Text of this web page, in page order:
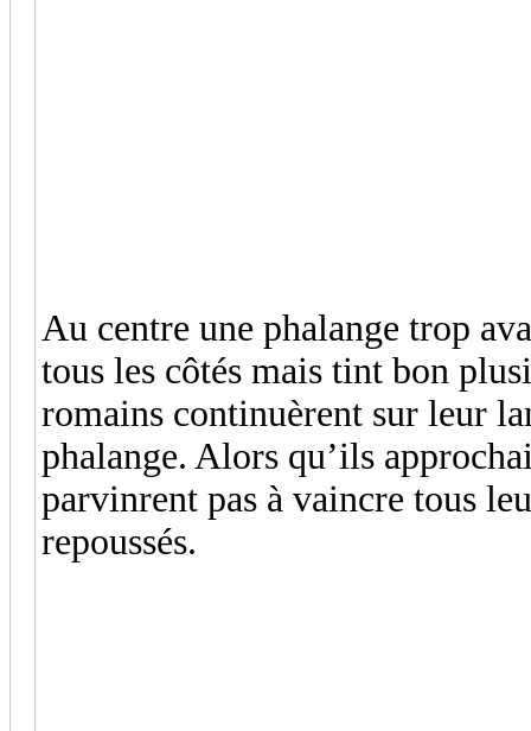
Au centre une phalange trop
tous les côtés mais tint bon
romains continuèrent sur leur
phalange. Alors qu’ils
parvinrent pas à vaincre tous
repoussés.